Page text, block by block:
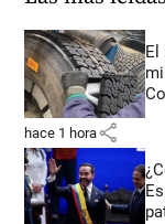
El
hace 1 hora share